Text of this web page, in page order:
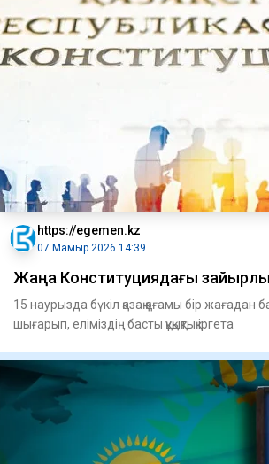
https://egemen.kz
07 Мамыр 2026 14:39
Жаңа Конституциядағы
15 наурызда бүкіл қазақ қоғамы бір жағадан
шығарып, еліміздің басты құқықтық іргета